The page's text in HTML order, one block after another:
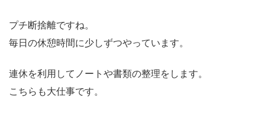
プチ断捨離ですね。
毎日の休憩時間に少しずつやっています。
連休を利用してノートや書類の整理をします。
こちらも大仕事です。